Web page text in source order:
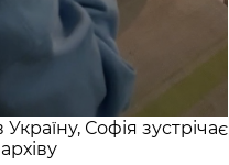
Софія зустрічає